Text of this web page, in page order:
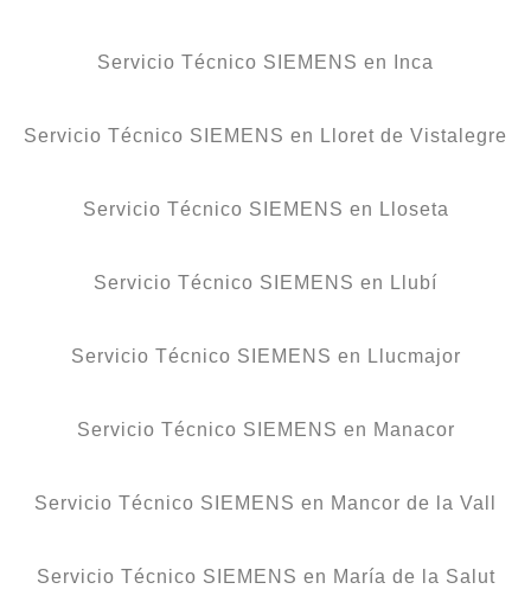
Servicio Técnico SIEMENS en Inca
Servicio Técnico SIEMENS en Lloret de Vistalegre
Servicio Técnico SIEMENS en Lloseta
Servicio Técnico SIEMENS en Llubí
Servicio Técnico SIEMENS en Llucmajor
Servicio Técnico SIEMENS en Manacor
Servicio Técnico SIEMENS en Mancor de la Vall
Servicio Técnico SIEMENS en María de la Salut